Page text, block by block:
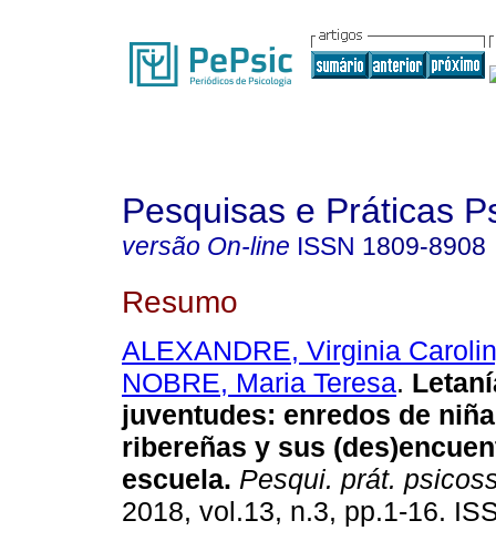
Pesquisas e Práticas
versão On-line ISSN 1809-8908
Resumo
ALEXANDRE, Virginia
NOBRE, Maria Teresa.
juventudes: enredos de
ribereñas y sus
escuela. Pesqui. prát.
2018, vol.13, n.3, pp.1-16.